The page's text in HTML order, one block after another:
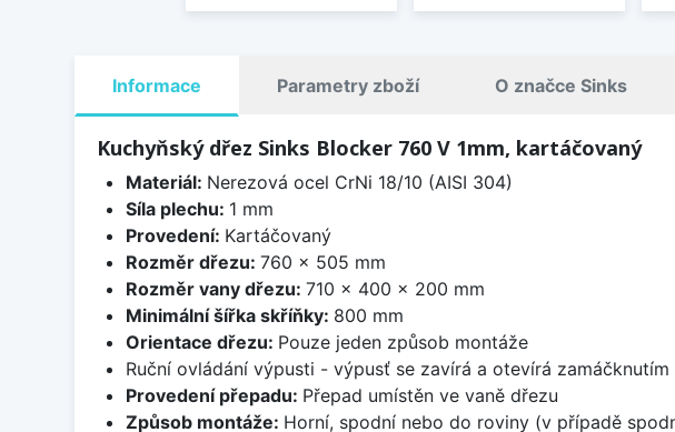
Informace Parametry zboží O značce Sinks
Kuchyňský dřez Sinks Blocker 760 V 1mm, kartáčovaný
Materiál: Nerezová ocel CrNi 18/10 (AISI 304)
Síla plechu: 1 mm
Provedení: Kartáčovaný
Rozměr dřezu: 760 x 505 mm
Rozměr vany dřezu: 710 x 400 x 200 mm
Minimální šířka skříňky: 800 mm
Orientace dřezu: Pouze jeden způsob montáže
Ruční ovládání výpusti - výpusť se zavírá a otevírá zamáčknutím
Provedení přepadu: Přepad umístěn ve vaně dřezu
Způsob montáže: Horní, spodní nebo do roviny (v případě